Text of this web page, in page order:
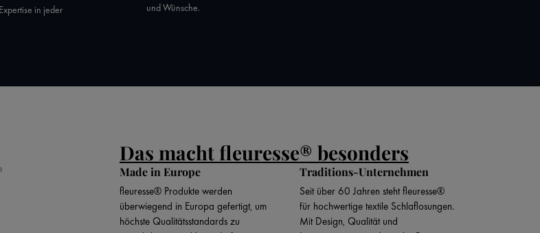
in jeder
und Wünsche.
Das macht fleuresse® besonders
Made in Europe
fleuresse® Produkte werden
überwiegend in Europa gefertigt, um
höchste Qualitätsstandards zu
Traditions-Unternehmen
Seit über 60 Jahren steht fleuresse®
für hochwertige textile Schlaflosungen.
Mit Design, Qualität und